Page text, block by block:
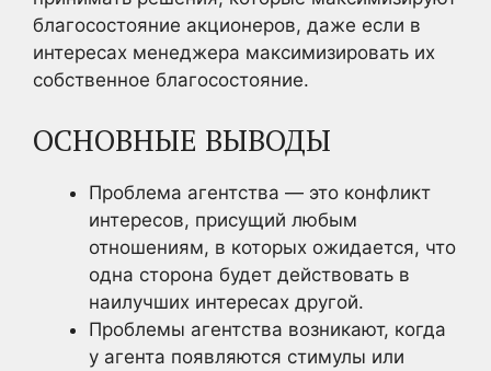
благосостояние акционеров, даже если в
интересах менеджера максимизировать их
собственное благосостояние.
ОСНОВНЫЕ ВЫВОДЫ
Проблема агентства — это конфликт
интересов, присущий любым
отношениям, в которых ожидается, что
одна сторона будет действовать в
наилучших интересах другой.
Проблемы агентства возникают, когда
у агента появляются стимулы или